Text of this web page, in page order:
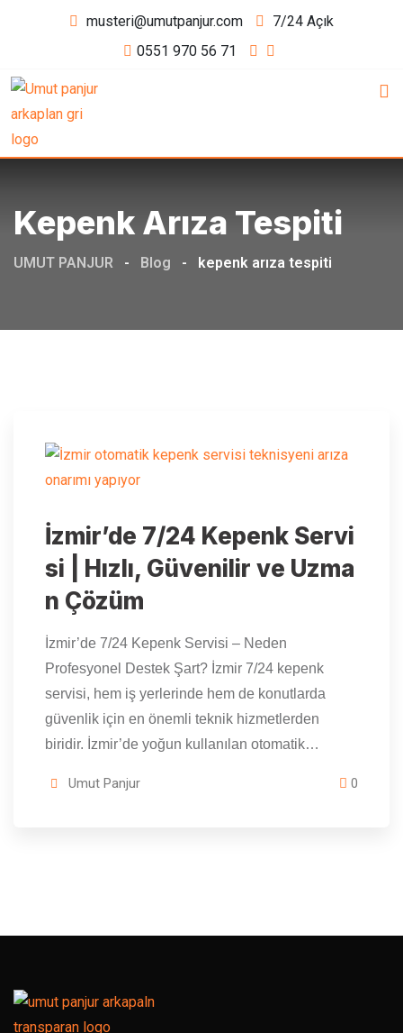
musteri@umutpanjur.com
7/24 Açık
0551 970 56 71
Kepenk Arıza Tespiti
UMUT PANJUR - Blog - kepenk arıza tespiti
İzmir’de 7/24 Kepenk Servi
si | Hızlı, Güvenilir ve Uzma
n Çözüm
İzmir’de 7/24 Kepenk Servisi – Neden
Profesyonel Destek Şart? İzmir 7/24 kepenk
servisi, hem iş yerlerinde hem de konutlarda
güvenlik için en önemli teknik hizmetlerden
biridir. İzmir’de yoğun kullanılan otomatik…
Umut Panjur 0